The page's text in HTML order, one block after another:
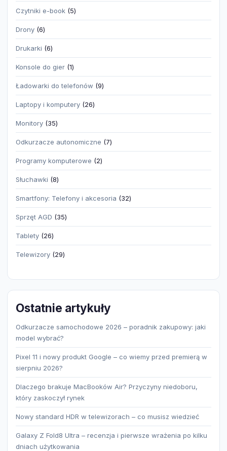
produktów
Czytniki e-book
55
produktów
Drony 66
produktów
Drukarki
66
produktów
Konsole do gier 11
produkt
Ładowarki do telefonów
99
produktów
Laptopy i komputery
2626
produktów
Monitory
3535
produktów
Odkurzacze autonomiczne
77
produktów
Programy komputerowe
22
produkty
Słuchawki
88
produktów
Smartfony: Telefony i akcesoria
3232
produkty
Sprzęt AGD
3535
produktów
Tablety
2626
produktów
Telewizory
2929
Ostatnie artykuły
Odkurzacze samochodowe 2026 – poradnik zakupowy: jaki
model wybrać?
Pixel 11 i nowy produkt Google – co wiemy przed premierą w
sierpniu 2026?
Dlaczego brakuje MacBooków Air? Przyczyny niedoboru,
który zaskoczył rynek
Nowy standard HDR w telewizorach – co musisz wiedzieć
Galaxy Z Fold8 Ultra – recenzja i pierwsze wrażenia po kilku
dniach użytkowania